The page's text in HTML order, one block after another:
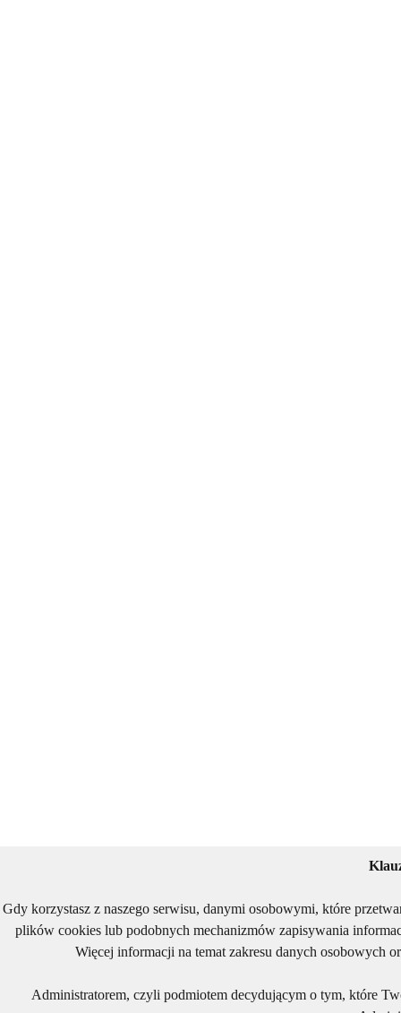
Gdy korzystasz z naszego serwisu, danymi osobowymi, które
plików cookies lub podobnych mechanizmów zapisywania
Więcej informacji na temat zakresu danych osobowych
Administratorem, czyli podmiotem decydującym o tym, które